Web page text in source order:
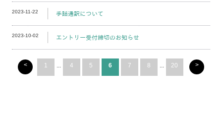
2023-11-22 手話通訳について
2023-10-02 エントリー受付締切のお知らせ
< 1 ... 4 5 6 7 8 ... 20 >